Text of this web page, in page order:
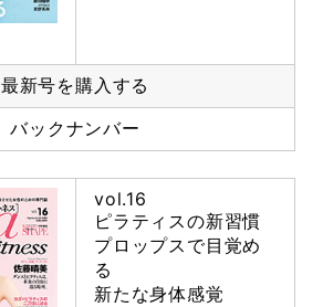
最新号を購入する
バックナンバー
vol.16
ピラティスの新習慣
プロップスで目覚め
る
新たな身体感覚